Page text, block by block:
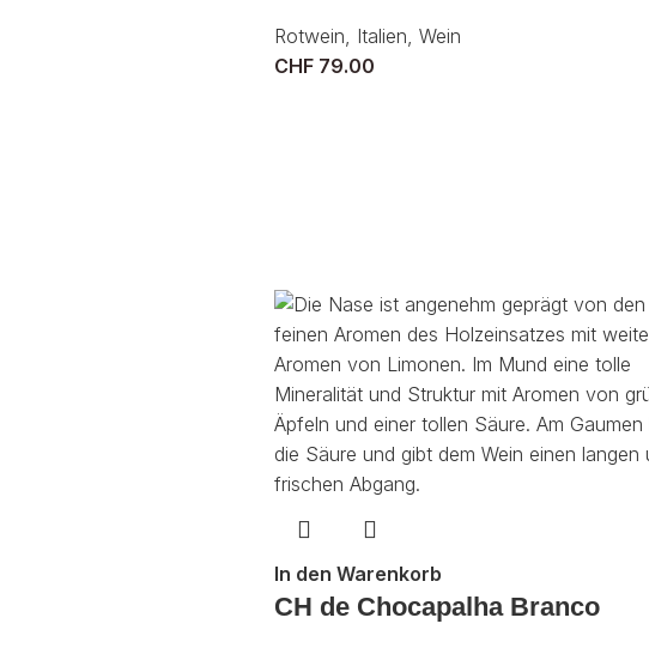
Rotwein Italien Wein
CHF 79.00
In den Warenkorb
CH de Chocapalha Branco